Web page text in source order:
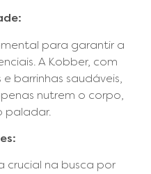
para garantir a
A Kobber, com
barrinhas saudáveis,
nutrem o corpo,
paladar.
crucial na busca por